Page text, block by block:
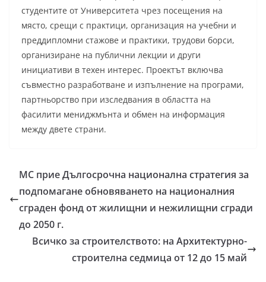
студентите от Университета чрез посещения на
място, срещи с практици, организация на учебни и
преддипломни стажове и практики, трудови борси,
организиране на публични лекции и други
инициативи в техен интерес. Проектът включва
съвместно разработване и изпълнение на програми,
партньорство при изследвания в областта на
фасилити мениджмънта и обмен на информация
между двете страни.
МС прие Дългосрочна национална стратегия за
подпомагане обновяването на националния
сграден фонд от жилищни и нежилищни сгради
до 2050 г.
Всичко за строителството: на Архитектурно-
строителна седмица от 12 до 15 май